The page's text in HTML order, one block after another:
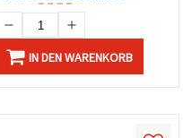
IN DEN WARENKORB